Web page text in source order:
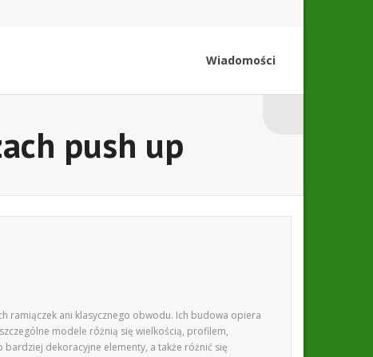
Wiadomości
push up
ramiączek ani klasycznego obwodu. Ich budowa opiera
modele różnią się wielkością, profilem,
dekoracyjne elementy, a także różnić się